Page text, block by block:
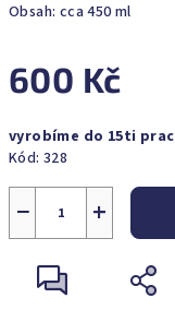
Obsah: cca 450 ml
600 Kč
cena:
vyrobíme do 15ti
Kód: 328
+
−